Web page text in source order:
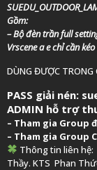
Gồm:
– Bộ đèn trần full
Vrscene a e chỉ cần
DÙNG ĐƯỢC TRONG
PASS giải nén:
ADMIN hỗ trợ
– Tham gia Group
– Tham gia Group
Thông tin liên hệ:
Thầy. KTS Phan